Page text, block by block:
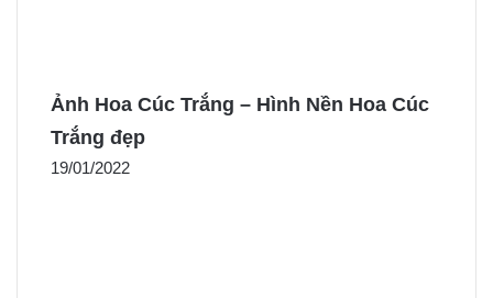
Ảnh Hoa Cúc Trắng – Hình Nền Hoa Cúc
Trắng đẹp
19/01/2022